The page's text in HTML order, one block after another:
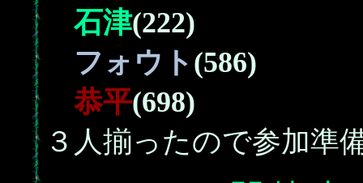
石津(222)
フォウト (586)
恭平(698)
３人揃ったので参加準